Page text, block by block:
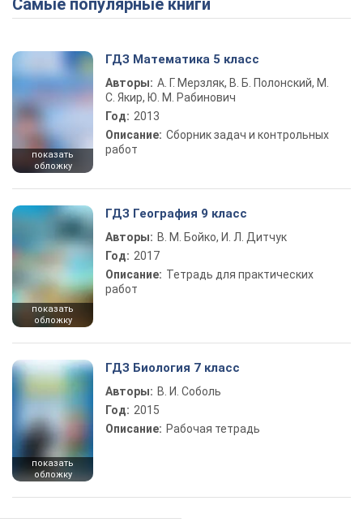
Самые популярные книги
показать
обложку
ГДЗ Математика 5 класс
Авторы: А. Г. Мерзляк, В. Б. Полонский, М.
С. Якир, Ю. М. Рабинович
Год: 2013
Описание: Сборник задач и контрольных
работ
показать
обложку
ГДЗ География 9 класс
Авторы: В. М. Бойко, И. Л. Дитчук
Год: 2017
Описание: Тетрадь для практических
работ
показать
обложку
ГДЗ Биология 7 класс
Авторы: В. И. Соболь
Год: 2015
Описание: Рабочая тетрадь